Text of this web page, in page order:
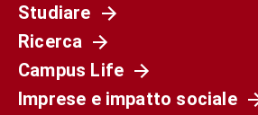
Studiare
Ricerca
Campus Life
Imprese e impatto sociale